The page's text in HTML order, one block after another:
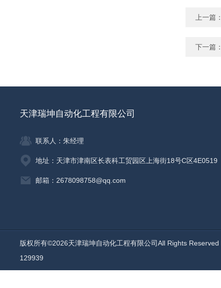
上一篇
下一篇
天津瑞坤自动化工程有限公司
联系人：朱经理
地址：天津市津南区长表科工贸园区上海街18号C区4E0519
邮箱：2678098758@qq.com
版权所有©2026天津瑞坤自动化工程有限公司All Rights
129939